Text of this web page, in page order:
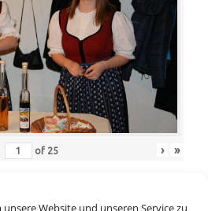
Website und unseren Service zu
of 25 › »